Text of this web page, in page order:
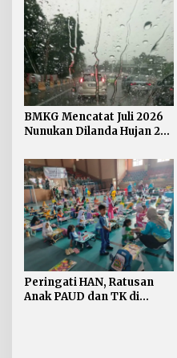
BMKG Mencatat Juli 2026
Nunukan Dilanda Hujan 23
Peringati HAN, Ratusan
Anak PAUD dan TK di